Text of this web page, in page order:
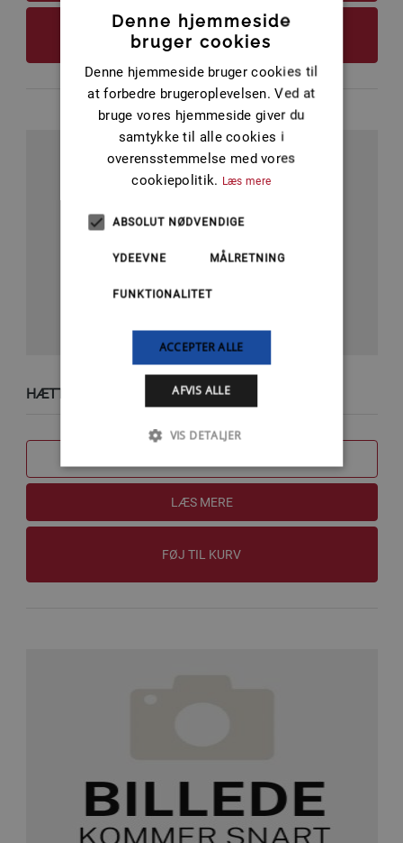
FØJ TIL KURV
HÆTTE
LÆS MERE
FØJ TIL KURV
Denne hjemmeside
bruger cookies
Denne hjemmeside bruger cookies til
at forbedre brugeroplevelsen. Ved at
bruge vores hjemmeside giver du
samtykke til alle cookies i
overensstemmelse med vores
cookiepolitik. Læs mere
ABSOLUT NØDVENDIGE
YDEEVNE MÅLRETNING
FUNKTIONALITET
ACCEPTER ALLE
AFVIS ALLE
VIS DETALJER